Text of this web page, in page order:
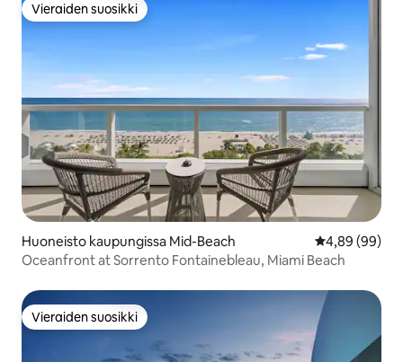
Vieraiden suosikki
Vieraiden suosikki
Huoneisto kaupungissa Mid-Beach
4,89 (99)
Oceanfront at Sorrento Fontainebleau, Miami Beach
Vieraiden suosikki
Vieraiden suosikki